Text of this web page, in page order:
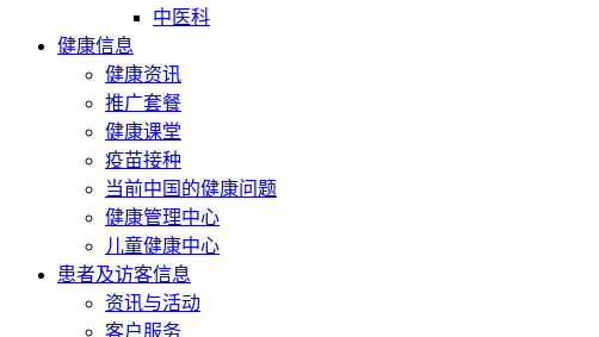
中医科
健康信息
健康资讯
推广套餐
健康课堂
疫苗接种
当前中国的健康问题
健康管理中心
儿童健康中心
患者及访客信息
资讯与活动
客户服务